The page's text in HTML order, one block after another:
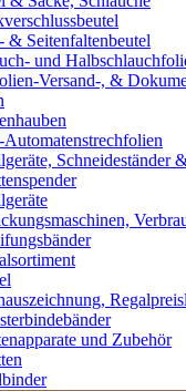
& Seitenfaltenbeutel
und
Versand-, &
Schneideständer
und Zubehör